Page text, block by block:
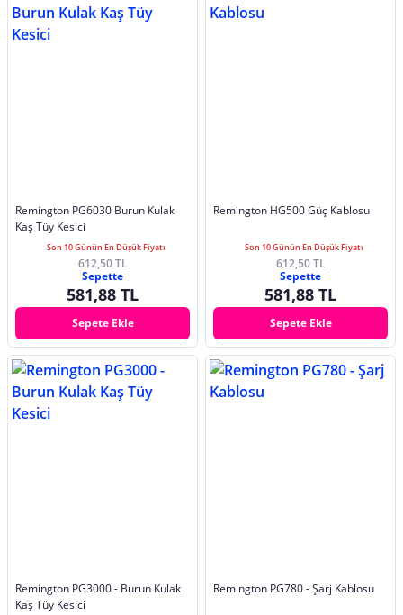
Remington PG6030 Burun Kulak
Kaş Tüy Kesici
Son 10 Günün En Düşük Fiyatı
612,50 TL
Sepette
581,88 TL
Sepete Ekle
Remington HG500 Güç Kablosu
Son 10 Günün En Düşük Fiyatı
612,50 TL
Sepette
581,88 TL
Sepete Ekle
Remington PG3000 - Burun Kulak
Kaş Tüy Kesici
Remington PG780 - Şarj Kablosu